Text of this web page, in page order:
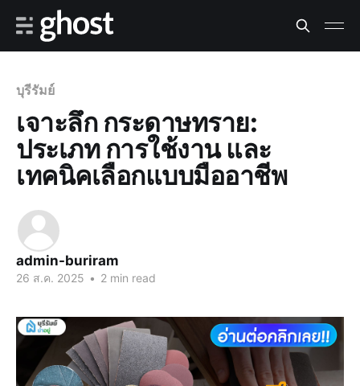
บุรีรัมย์
เจาะลึก กระดาษทราย:
ประเภท การใช้งาน และ
เทคนิคเลือกแบบมืออาชีพ
admin-buriram
26 ส.ค. 2025 • 2 min read